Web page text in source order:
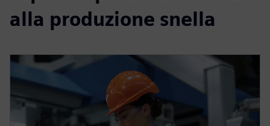
alla produzione snella